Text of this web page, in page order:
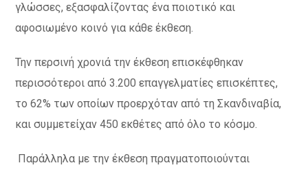
γλώσσες, εξασφαλίζοντας ένα ποιοτικό και
αφοσιωμένο κοινό για κάθε έκθεση.
Την περσινή χρονιά την έκθεση επισκέφθηκαν
περισσότεροι από 3.200 επαγγελματίες επισκέπτες,
το 62% των οποίων προερχόταν από τη Σκανδιναβία,
και συμμετείχαν 450 εκθέτες από όλο το κόσμο.
Παράλληλα με την έκθεση πραγματοποιούνται